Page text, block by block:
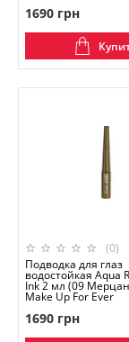
1690 грн
(0)
Подводка для глаз
водостойкая Aqua
Ink 2 мл (09
Make Up For Ever
1690 грн